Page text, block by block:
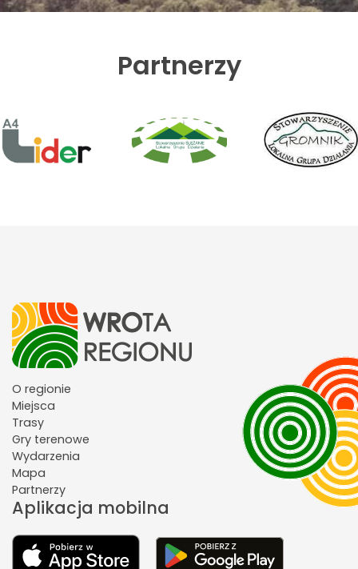
Partnerzy
O regionie
Miejsca
Trasy
Gry terenowe
Wydarzenia
Mapa
Partnerzy
Aplikacja mobilna